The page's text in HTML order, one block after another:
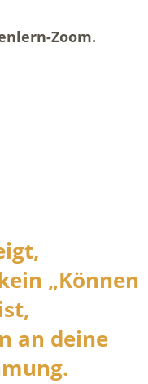
Zoom.
„Können
an deine